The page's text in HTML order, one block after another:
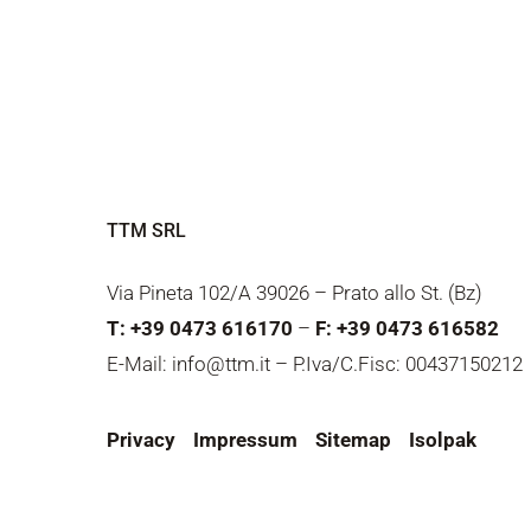
TTM SRL
Via Pineta 102/A 39026 – Prato allo St. (Bz)
T: +39 0473 616170 – F: +39 0473 616582
E-Mail: info@ttm.it – P.Iva/C.Fisc: 00437150212
Privacy Impressum Sitemap Isolpak